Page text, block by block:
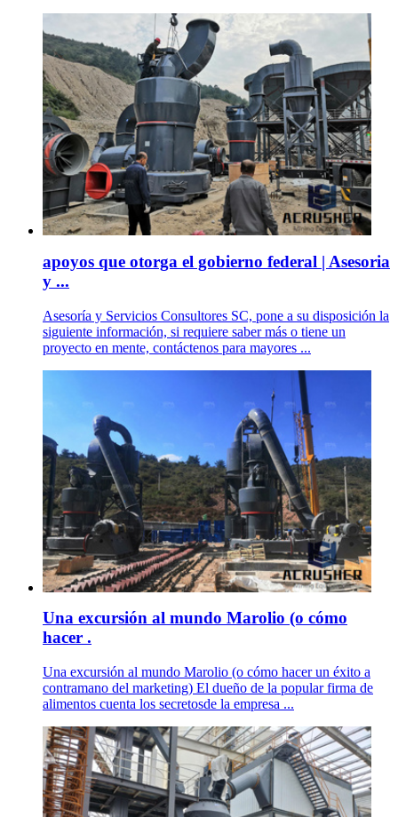
apoyos que otorga el gobierno federal | Asesoria
y ...
Asesoría y Servicios Consultores SC, pone a su disposición la
siguiente información, si requiere saber más o tiene un
proyecto en mente, contáctenos para mayores ...
Una excursión al mundo Marolio (o cómo
hacer .
Una excursión al mundo Marolio (o cómo hacer un éxito a
contramano del marketing) El dueño de la popular firma de
alimentos cuenta los secretosde la empresa ...